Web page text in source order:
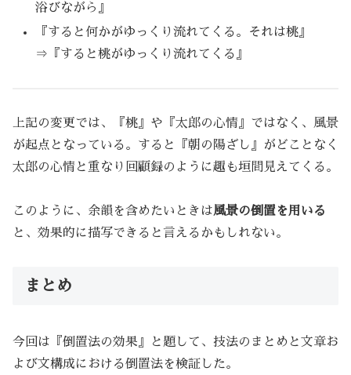
浴びながら』
『すると何かがゆっくり流れてくる。それは桃』
⇒『すると桃がゆっくり流れてくる』
上記の変更では、『桃』や『太郎の心情』ではなく、風景
が起点となっている。すると『朝の陽ざし』がどことなく
太郎の心情と重なり回顧録のように趣も垣間見えてくる。
このように、余韻を含めたいときは風景の倒置を用いる
と、効果的に描写できると言えるかもしれない。
まとめ
今回は『倒置法の効果』と題して、技法のまとめと文章お
よび文構成における倒置法を検証した。